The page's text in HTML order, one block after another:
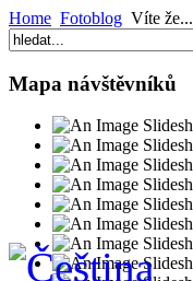
Home Fotoblog Víte že...
Mapa návštěvníků